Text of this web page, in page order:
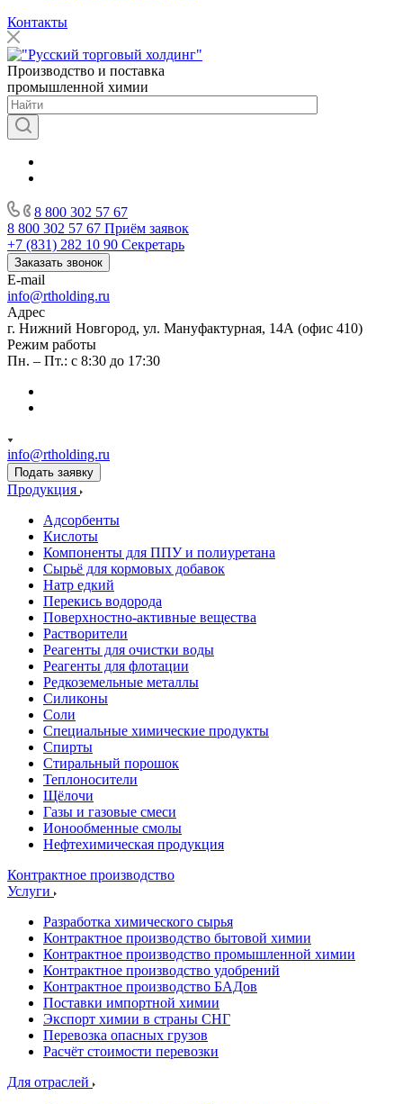
Контакты
Производство и поставка
промышленной химии
8 800 302 57 67
8 800 302 57 67 Приём заявок
+7 (831) 282 10 90 Секретарь
Заказать звонок
E-mail
info@rtholding.ru
Адрес
г. Нижний Новгород, ул. Мануфактурная, 14А (офис 410)
Режим работы
Пн. – Пт.: с 8:30 до 17:30
info@rtholding.ru
Подать заявку
Продукция
Адсорбенты
Кислоты
Компоненты для ППУ и полиуретана
Сырьё для кормовых добавок
Натр едкий
Перекись водорода
Поверхностно-активные вещества
Растворители
Реагенты для очистки воды
Реагенты для флотации
Редкоземельные металлы
Силиконы
Соли
Специальные химические продукты
Спирты
Стиральный порошок
Теплоносители
Щёлочи
Газы и газовые смеси
Ионообменные смолы
Нефтехимическая продукция
Контрактное производство
Услуги
Разработка химического сырья
Контрактное производство бытовой химии
Контрактное производство промышленной химии
Контрактное производство удобрений
Контрактное производство БАДов
Поставки импортной химии
Экспорт химии в страны СНГ
Перевозка опасных грузов
Расчёт стоимости перевозки
Для отраслей